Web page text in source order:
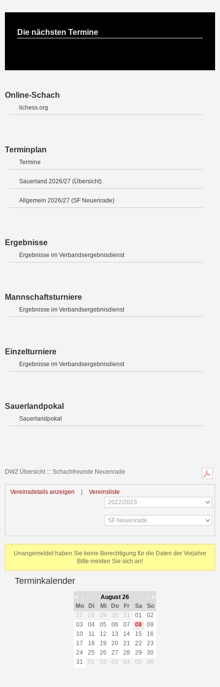
Die nächsten Termine
Online-Schach
lichess.org
Terminplan
Termine
Sauerland 2026/27 (Übersicht)
Allgemein 2026/27 (SF Neuenrade)
Ergebnisse
Ergebnisse im Verbandsergebnisdienst
Mannschaftsturniere
Ergebnisse im Verbandsergebnisdienst
Einzelturniere
Ergebnisse im Verbandsergebnisdienst
Sauerlandpokal
Sauerlandpokal
DWZ Übersicht ::: Schachfreunde Neuenrade
Vereinsdetails anzeigen | Vereinsliste
Unangemeldet haben Sie keine Berechtigung für die Daten der Vorjahre
Bitte melden Sie sich an!
Terminkalender
« ‹ August 26 ›
»
Mo
Di Mi Do Fr Sa
So
27
28 29 30 31 01
02
03
04 05 06 07 08
09
10
11 12 13 14 15
16
17
18 19 20 21 22
23
24
25 26 27 28 29
30
31
01 02 03 04 05 06